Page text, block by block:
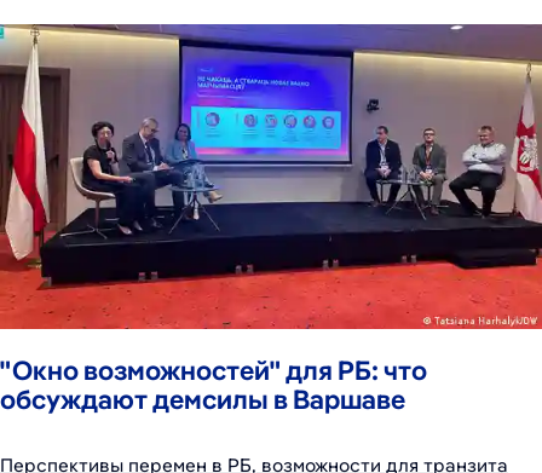
"Окно возможностей" для РБ: что
обсуждают демсилы в Варшаве
Перспективы перемен в РБ, возможности для транзита